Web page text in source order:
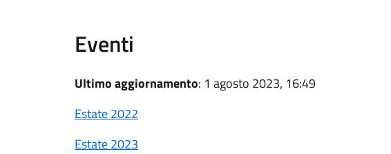
Eventi
Ultimo aggiornamento: 1 agosto 2023, 16:49
Estate 2022
Estate 2023